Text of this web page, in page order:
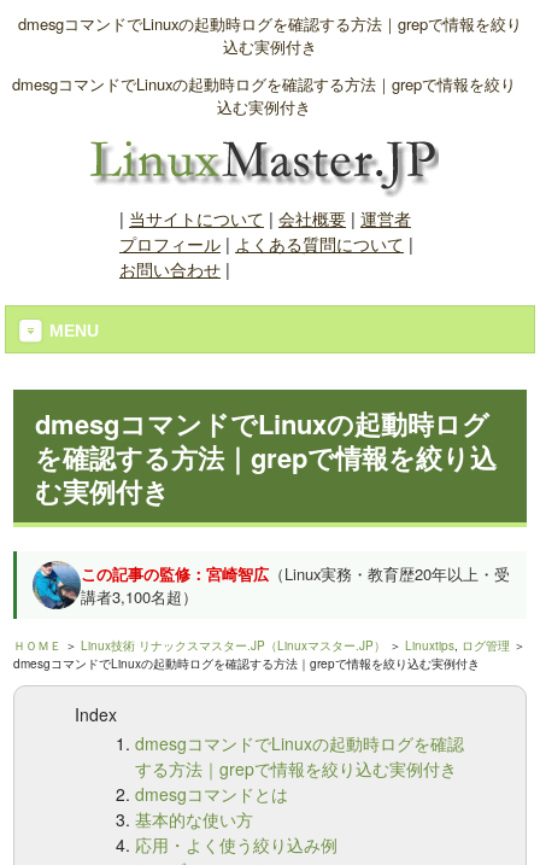
dmesgコマンドでLinuxの起動時ログを確認する方法｜grepで情報を絞り
込む実例付き
dmesgコマンドでLinuxの起動時ログを確認する方法｜grepで情報を絞り
込む実例付き
| 当サイトについて | 会社概要| 運営者
プロフィール| よくある質問について |
お問い合わせ|
MENU
dmesgコマンドでLinuxの起動時ログ
を確認する方法｜grepで情報を絞り込
む実例付き
この記事の監修：宮崎智広 （Linux実務・教育歴20年以上・受
講者3,100名超）
ＨＯＭＥ ＞Linux技術 リナックスマスター.JP（Linuxマスター.JP） ＞Linuxtips, ログ管理 ＞
dmesgコマンドでLinuxの起動時ログを確認する方法｜grepで情報を絞り込む実例付き
Index
dmesgコマンドでLinuxの起動時ログを確認
する方法｜grepで情報を絞り込む実例付き
dmesgコマンドとは
基本的な使い方
応用・よく使う絞り込み例